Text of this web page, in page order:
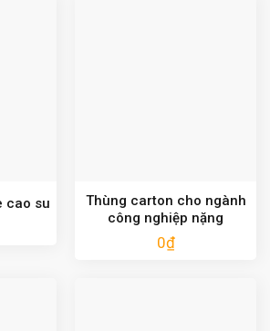
cao su
Thùng carton cho ngành
công nghiệp nặng
0₫